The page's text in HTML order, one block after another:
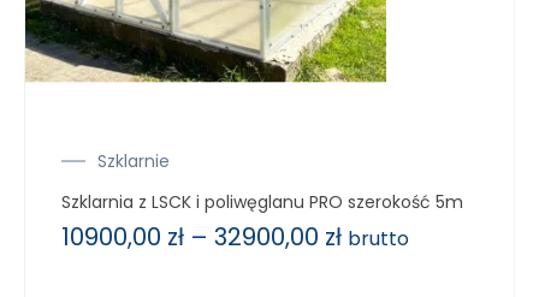
Szklarnie
Szklarnia z LSCK i poliwęglanu PRO szerokość 5m
10900,00 zł – 32900,00 zł brutto